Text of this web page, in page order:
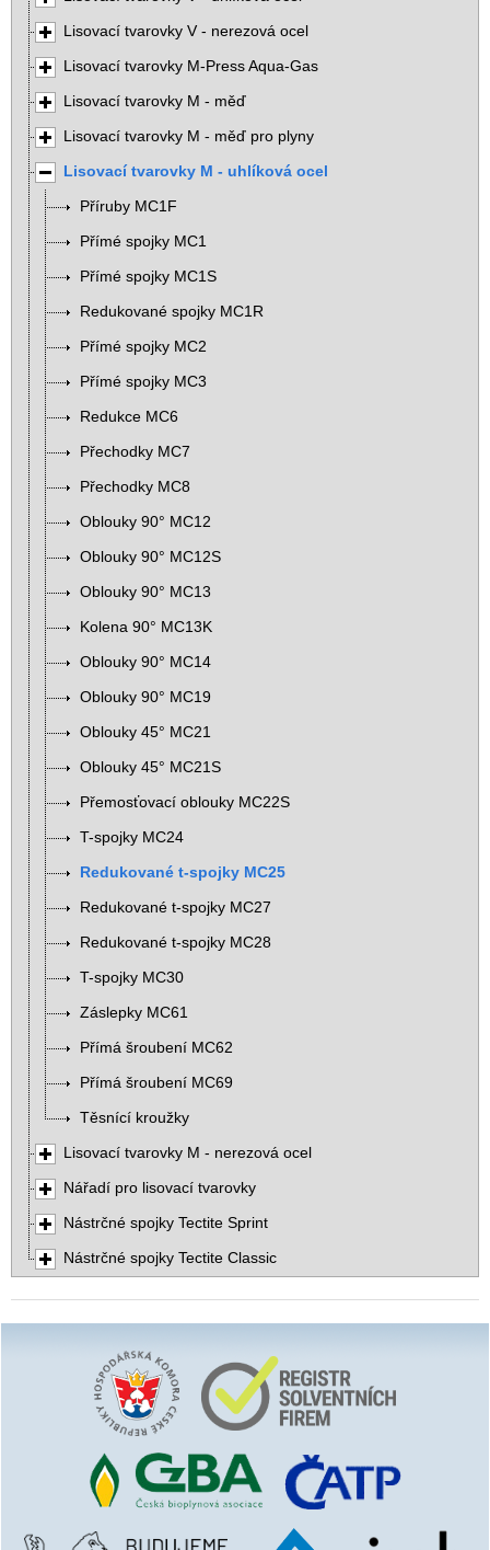
Lisovací tvarovky V - nerezová ocel
Lisovací tvarovky M-Press Aqua-Gas
Lisovací tvarovky M - měď
Lisovací tvarovky M - měď pro plyny
Lisovací tvarovky M - uhlíková ocel
Příruby MC1F
Přímé spojky MC1
Přímé spojky MC1S
Redukované spojky MC1R
Přímé spojky MC2
Přímé spojky MC3
Redukce MC6
Přechodky MC7
Přechodky MC8
Oblouky 90° MC12
Oblouky 90° MC12S
Oblouky 90° MC13
Kolena 90° MC13K
Oblouky 90° MC14
Oblouky 90° MC19
Oblouky 45° MC21
Oblouky 45° MC21S
Přemosťovací oblouky MC22S
T-spojky MC24
Redukované t-spojky MC25
Redukované t-spojky MC27
Redukované t-spojky MC28
T-spojky MC30
Záslepky MC61
Přímá šroubení MC62
Přímá šroubení MC69
Těsnící kroužky
Lisovací tvarovky M - nerezová ocel
Nářadí pro lisovací tvarovky
Nástrčné spojky Tectite Sprint
Nástrčné spojky Tectite Classic